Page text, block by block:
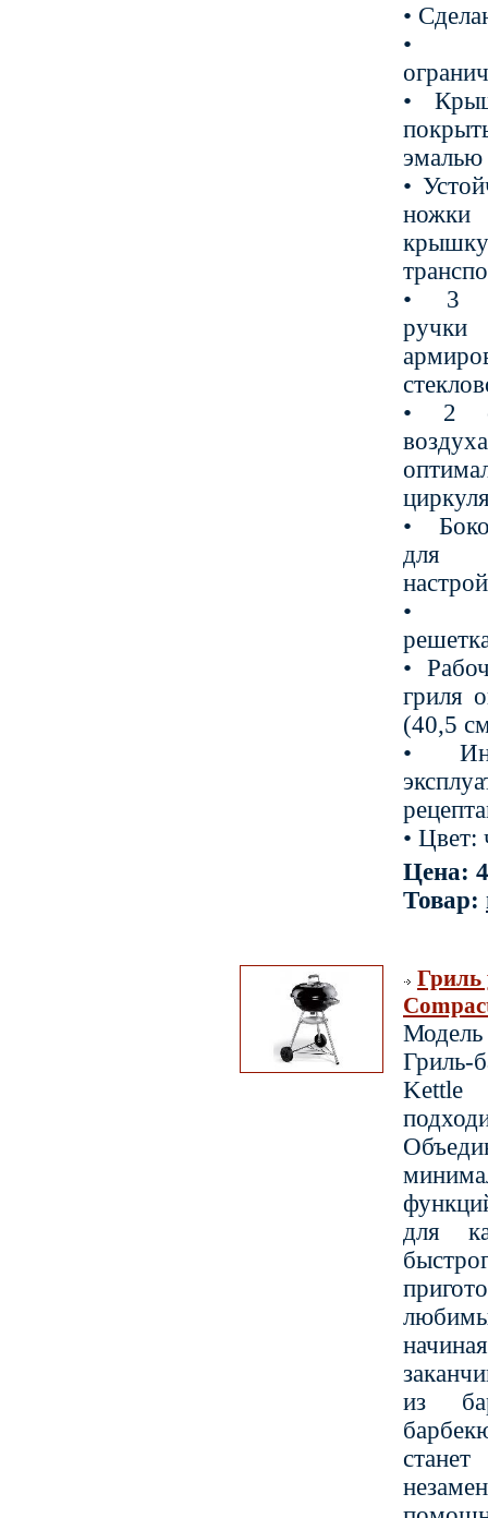
•
•
•
эмалью
•
ножки
• 3
• 2
•
для
•
•
гриля
(40,5
•
• Цвет:
Цена:
Товар:
Гриль
Гриль-
для
из